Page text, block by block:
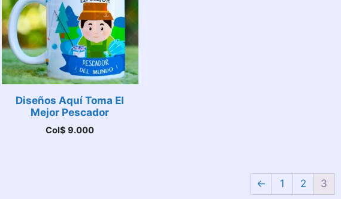
Diseños Aquí Toma El
Mejor Pescador
Col$ 9.000
← 1 2 3